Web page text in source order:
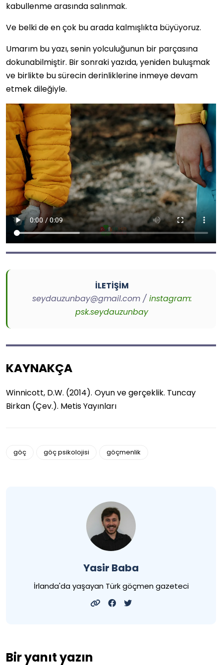
kabullenme arasında salınmak.
Ve belki de en çok bu arada kalmışlıkta büyüyoruz.
Umarım bu yazı, senin yolculuğunun bir parçasına
dokunabilmiştir. Bir sonraki yazıda, yeniden buluşmak
ve birlikte bu sürecin derinliklerine inmeye devam
etmek dileğiyle.
İLETİŞİM
seydauzunbay@gmail.com /instagram:
psk.seydauzunbay
KAYNAKÇA
Winnicott, D.W. (2014). Oyun ve gerçeklik. Tuncay
Birkan (Çev.). Metis Yayınları
göç göç psikolojisi göçmenlik
Yasir Baba
İrlanda'da yaşayan Türk göçmen gazeteci
Bir yanıt yazın